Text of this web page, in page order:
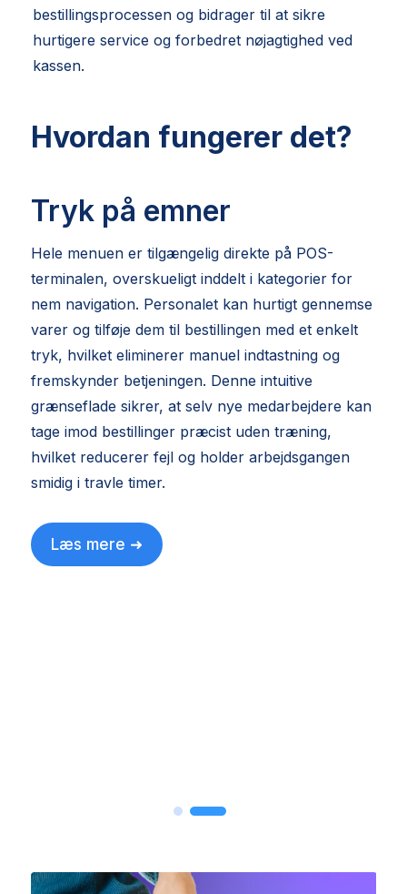
bestillingsprocessen og bidrager til at sikre
hurtigere service og forbedret nøjagtighed ved
kassen.
Hvordan fungerer det?
Tryk på emner
Hele menuen er tilgængelig direkte på POS-
terminalen, overskueligt inddelt i kategorier for
nem navigation. Personalet kan hurtigt gennemse
varer og tilføje dem til bestillingen med et enkelt
tryk, hvilket eliminerer manuel indtastning og
fremskynder betjeningen. Denne intuitive
grænseflade sikrer, at selv nye medarbejdere kan
tage imod bestillinger præcist uden træning,
hvilket reducerer fejl og holder arbejdsgangen
smidig i travle timer.
Læs mere ➜